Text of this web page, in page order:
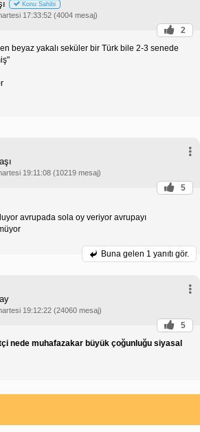
Konu Sahibi
17:33:52 (4004 mesaj)
2
beyaz yakalı seküler bir Türk bile 2-3 senede
19:11:08 (10219 mesaj)
5
avrupada sola oy veriyor avrupayı
Buna gelen 1 yanıtı gör.
19:12:22 (24060 mesaj)
5
nede muhafazakar büyük çoğunluğu siyasal